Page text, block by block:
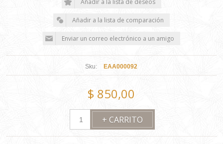
Sku: EAA000092
$ 850,00